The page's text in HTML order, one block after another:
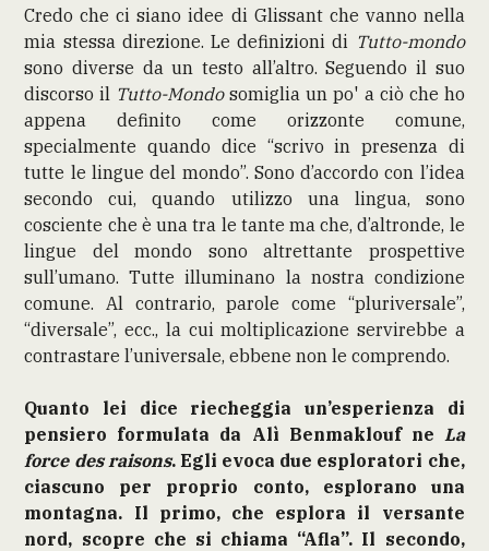
Credo che ci siano idee di Glissant che vanno nella
mia stessa direzione. Le definizioni di Tutto-mondo
sono diverse da un testo all’altro. Seguendo il suo
discorso il Tutto-Mondosomiglia un po' a ciò che ho
appena definito come orizzonte comune,
specialmente quando dice “scrivo in presenza di
tutte le lingue del mondo”. Sono d’accordo con l’idea
secondo cui, quando utilizzo una lingua, sono
cosciente che è una tra le tante ma che, d’altronde, le
lingue del mondo sono altrettante prospettive
sull’umano. Tutte illuminano la nostra condizione
comune. Al contrario, parole come “pluriversale”,
“diversale”, ecc., la cui moltiplicazione servirebbe a
contrastare l’universale, ebbene non le comprendo.
Quanto lei dice riecheggia un’esperienza di
pensiero formulata da Alì Benmaklouf ne La
force des raisons. Egli evoca due esploratori che,
ciascuno per proprio conto, esplorano una
montagna. Il primo, che esplora il versante
nord, scopre che si chiama “Afla”. Il secondo,